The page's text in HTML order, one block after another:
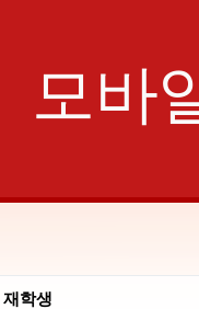
모바
재학생